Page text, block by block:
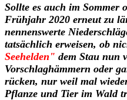
Sollte es auch im Sommer
Frühjahr 2020 erneut zu
nennenswerte
tatsächlich erweisen, ob
Seehelden" dem Stau nun
Vorschlaghämmern oder
rücken, nur weil mal
Pflanze und Tier im Wald